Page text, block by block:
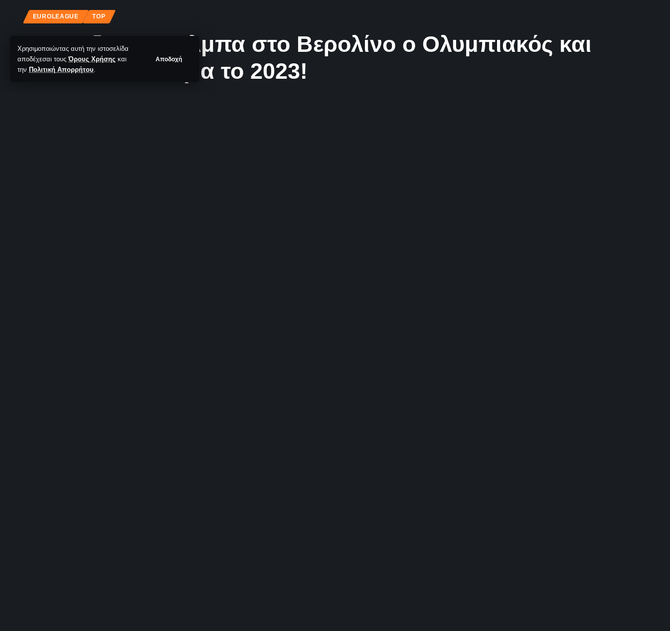
Χρησιμοποιώντας αυτή την ιστοσελίδα
αποδέχεσαι τουςΌρους Χρήσης και
την Πολιτική Απορρήτου.
Αποδοχή
EUROLEAGUE TOP
“Έπνιξε” την Άλμπα στο Βερολίνο ο Ολυμπιακός και
έκλεισε θετικά για το 2023!